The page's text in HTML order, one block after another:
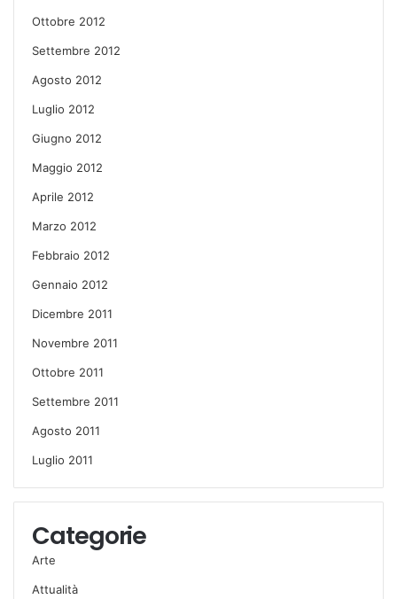
Ottobre 2012
Settembre 2012
Agosto 2012
Luglio 2012
Giugno 2012
Maggio 2012
Aprile 2012
Marzo 2012
Febbraio 2012
Gennaio 2012
Dicembre 2011
Novembre 2011
Ottobre 2011
Settembre 2011
Agosto 2011
Luglio 2011
Categorie
Arte
Attualità